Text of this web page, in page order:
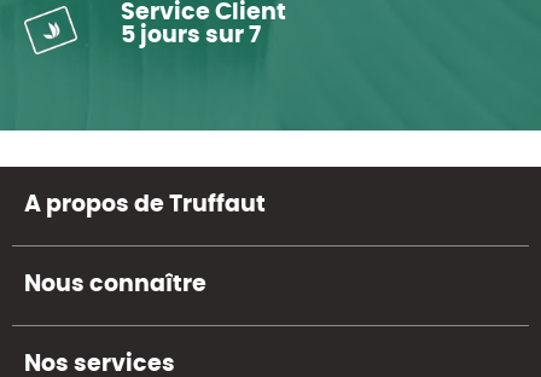
Service Client
5 jours sur 7
A propos de Truffaut
Nous connaître
Nos services